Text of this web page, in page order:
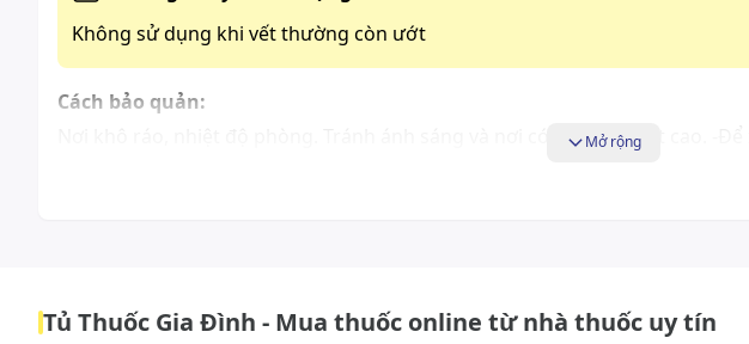
Không sử dụng khi vết thường còn ướt
Cách bảo quản:
Nơi khô ráo, nhiệt độ phòng. Tránh ánh sáng và nơi có nguồn nhiệt cao. -Để
Mở rộng
Tủ Thuốc Gia Đình - Mua thuốc online từ nhà thuốc uy tín